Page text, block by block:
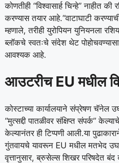
कोणतीही “विश्वासार्ह चिन्हे” नाहीत की
करण्यास तयार आहे.“वाटाघाटी
म्हणाले, तरीही युरोपियन युनियनला
ब्लॉकचे स्वतःचे संदेश थेट
आवश्यक आहे.
आउटरीच EU मधील
कोस्टाच्या कार्यालयाने संप्रेषण चॅनेल
“मुत्सद्दी पातळीवर संक्षिप्त संपर्क”
केल्यानंतर ही टिप्पणी आली.या
गुंतवायचे यावरून EU मधील मतभेद
वृत्तानुसार, ब्रुसेल्स शिखर परिषदेत बंद